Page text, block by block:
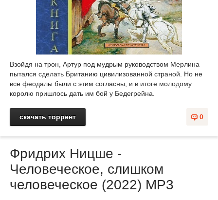
Взойдя на трон, Артур под мудрым руководством Мерлина
пытался сделать Британию цивилизованной страной. Но не
все феодалы были с этим согласны, и в итоге молодому
королю пришлось дать им бой у Бедегрейна.
0
скачать торрент
Фридрих Ницше -
Человеческое, слишком
человеческое (2022) MP3